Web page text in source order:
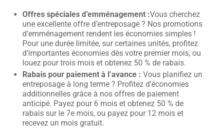
Offres spéciales d’emménagement :Vous cherchez
une excellente offre d’entreposage ? Nos promotions
d’emménagement rendent les économies simples !
Pour une durée limitée, sur certaines unités, profitez
d’importantes économies dès votre premier mois, ou
louez pour trois mois et obtenez 50 % de rabais.
Rabais pour paiement à l’avance : Vous planifiez un
entreposage à long terme ? Profitez d’économies
additionnelles grâce à nos offres de paiement
anticipé. Payez pour 6 mois et obtenez 50 % de
rabais sur le 7e mois, ou payez pour 12 mois et
recevez un mois gratuit.